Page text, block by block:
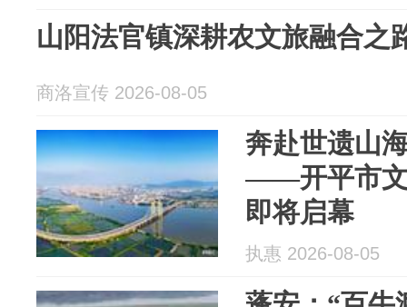
山阳法官镇深耕农文旅融合之
商洛宣传 2026-08-05
奔赴世遗山
——开平市文
即将启幕
执惠 2026-08-05